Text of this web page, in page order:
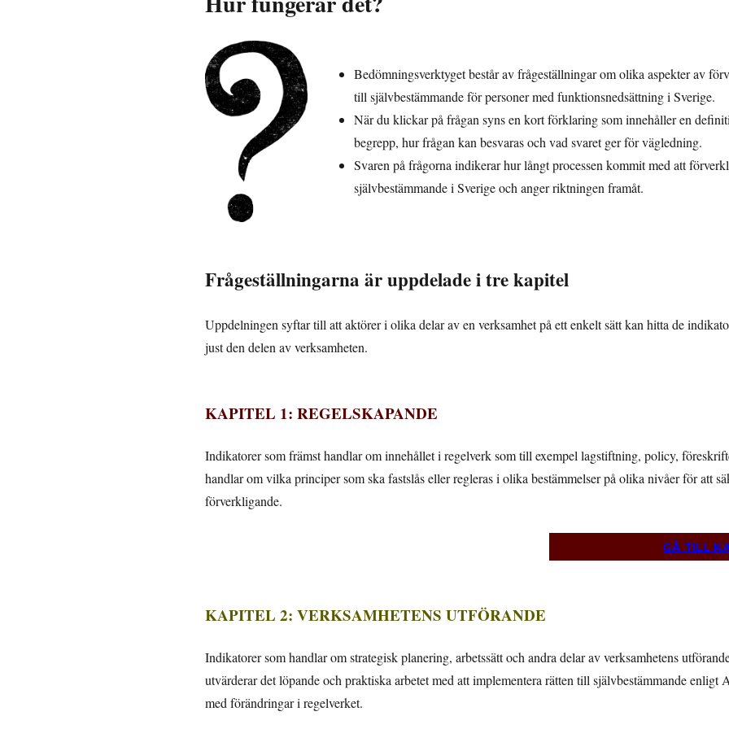
Bedömningsverktyget består av frågeställningar om olika aspekter av
till självbestämmande för personer med funktionsnedsättning i Sverige.
När du klickar på frågan syns en kort förklaring som innehåller en
begrepp, hur frågan kan besvaras och vad svaret ger för vägledning.
Svaren på frågorna indikerar hur långt processen kommit med att
självbestämmande i Sverige och anger riktningen framåt.
Frågeställningarna är uppdelade i tre kapitel
Uppdelningen syftar till att aktörer i olika delar av en verksamhet på ett enkelt sätt kan hitta de
just den delen av verksamheten.
KAPITEL 1: REGELSKAPANDE
Indikatorer som främst handlar om innehållet i regelverk som till exempel lagstiftning, policy,
handlar om vilka principer som ska fastslås eller regleras i olika bestämmelser på olika nivåer för att
förverkligande.
GÅ TILL
KAPITEL 2: VERKSAMHETENS UTFÖRANDE
Indikatorer som handlar om strategisk planering, arbetssätt och andra delar av verksamhetens
utvärderar det löpande och praktiska arbetet med att implementera rätten till självbestämmande enligt
med förändringar i regelverket.